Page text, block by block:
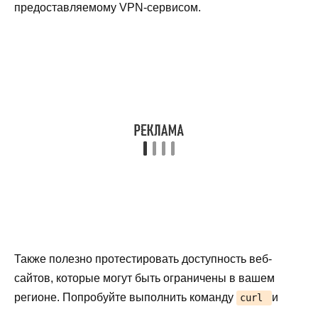
предоставляемому VPN-сервисом.
Также полезно протестировать доступность веб-
сайтов, которые могут быть ограничены в вашем
регионе. Попробуйте выполнить команду
curl
и